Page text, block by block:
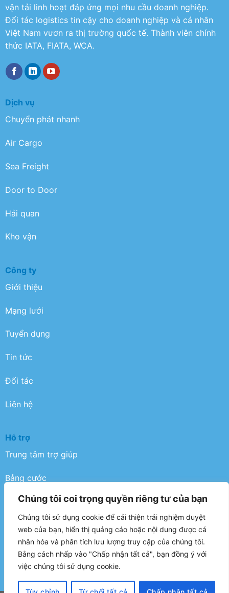
Chúng tôi coi trọng quyền riêng tư của bạn
Chúng tôi sử dụng cookie để cải thiện trải nghiệm duyệt
web của bạn, hiển thị quảng cáo hoặc nội dung được cá
nhân hóa và phân tích lưu lượng truy cập của chúng tôi.
Bằng cách nhấp vào "Chấp nhận tất cả", bạn đồng ý với
việc chúng tôi sử dụng cookie.
vận tải linh hoạt đáp ứng mọi nhu cầu doanh nghiệp.
Đối tác logistics tin cậy cho doanh nghiệp và cá nhân
Việt Nam vươn ra thị trường quốc tế. Thành viên chính
thức IATA, FIATA, WCA.
Dịch vụ
Chuyển phát nhanh
Air Cargo
Sea Freight
Door to Door
Hải quan
Kho vận
Công ty
Giới thiệu
Mạng lưới
Tuyển dụng
Tin tức
Đối tác
Liên hệ
Hỗ trợ
Trung tâm trợ giúp
Bảng cước
Điều khoản
Chính sách bảo mật